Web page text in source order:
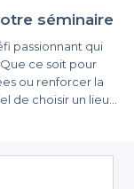
séminaire
passionnant qui
ce soit pour
ou renforcer la
de choisir un lieu
paysages
à la fois efficace et
Privateaser